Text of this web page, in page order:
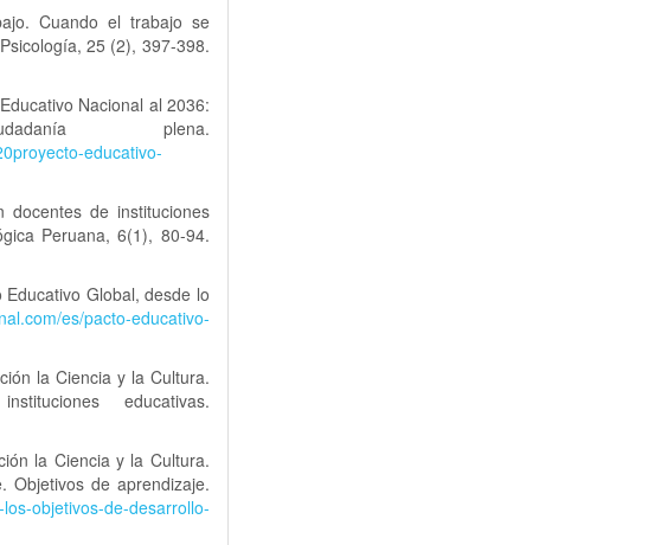
Cuando el trabajo se
25 (2), 397-398.
Nacional al 2036:
plena.
educativo-
docentes de instituciones
Peruana, 6(1), 80-94.
Global, desde lo
es/pacto-educativo-
la Ciencia y la Cultura.
educativas.
la Ciencia y la Cultura.
Objetivos de aprendizaje.
objetivos-de-desarrollo-